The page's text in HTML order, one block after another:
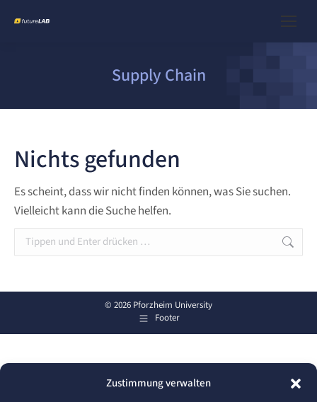
Zustimmung verwalten
Supply Chain
Nichts gefunden
Es scheint, dass wir nicht finden können, was Sie suchen.
Vielleicht kann die Suche helfen.
Search:
© 2026 Pforzheim University
Footer